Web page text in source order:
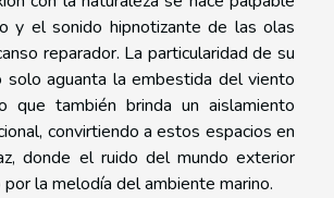
y el sonido hipnotizante de las olas
reparador. La particularidad de su
solo aguanta la embestida del viento
que también brinda un aislamiento
convirtiendo a estos espacios en
donde el ruido del mundo exterior
la melodía del ambiente marino.